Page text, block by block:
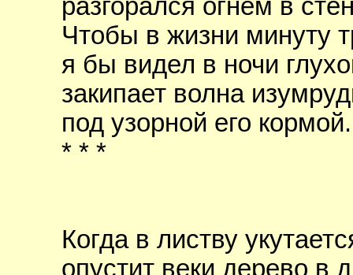
разгорался огнем в
Чтобы в жизни минуту
я бы видел в ночи
закипает волна
под узорной его кормой.
* * *
Когда в листву
опустит веки дерево в